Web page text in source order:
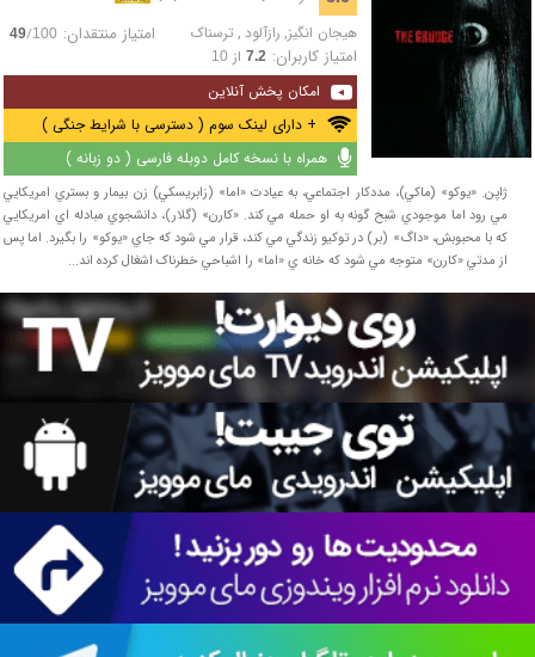
هیجان انگیز, رازآلود , ترسناک امتیاز منتقدان: 49/100
امتیاز کاربران: 7.2از 10
امکان پخش آنلاین
+ دارای لینک سوم ( دسترسی با شرایط جنگی )
همراه با نسخه کامل دوبله فارسی ( دو زبانه )
ژاپن. «يوکو» (ماکي)، مددکار اجتماعي، به عيادت «اما» (زابريسکي) زن بيمار و بستري امريکايي
مي رود اما موجودي شبح گونه به او حمله مي کند. «کارن» (گلار)، دانشجوي مبادله اي امريکايي
که با محبوبش، «داگ» (بر) در توکيو زندگي مي کند، قرار مي شود که جاي «يوکو» را بگيرد. اما پس
از مدتي «کارن» متوجه مي شود که خانه ي «اما» را اشباحي خطرناک اشغال کرده اند...